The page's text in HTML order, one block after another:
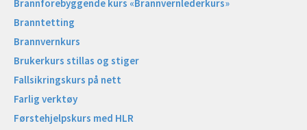
Brannforebyggende kurs «Brannvernlederkurs»
Branntetting
Brannvernkurs
Brukerkurs stillas og stiger
Fallsikringskurs på nett
Farlig verktøy
Førstehjelpskurs med HLR